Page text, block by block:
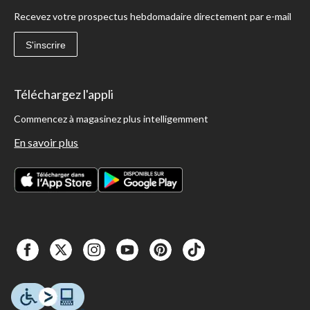
Recevez votre prospectus hebdomadaire directement par e-mail
S'inscrire
Téléchargez l'appli
Commencez à magasinez plus intelligemment
En savoir plus